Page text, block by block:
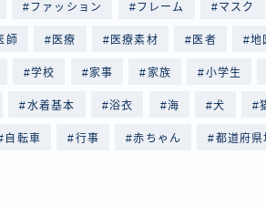
ファッション フレーム マスク
師 医療 医療素材 医者 地
学校 家事 家族 小学生
水着基本 浴衣 海 犬
自転車 行事 赤ちゃん 都道府県